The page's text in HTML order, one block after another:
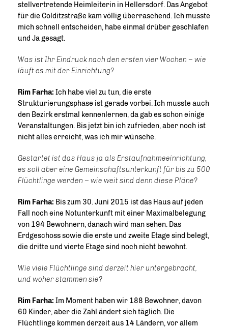
stellvertretende Heimleiterin in Hellersdorf. Das Angebot
für die Colditzstraße kam völlig überraschend. Ich musste
mich schnell entscheiden, habe einmal drüber geschlafen
und Ja gesagt.
Was ist Ihr Eindruck nach den ersten vier Wochen – wie
läuft es mit der Einrichtung?
Rim Farha: Ich habe viel zu tun, die erste
Strukturierungsphase ist gerade vorbei. Ich musste auch
den Bezirk erstmal kennenlernen, da gab es schon einige
Veranstaltungen. Bis jetzt bin ich zufrieden, aber noch ist
nicht alles erreicht, was ich mir wünsche.
Gestartet ist das Haus ja als Erstaufnahmeeinrichtung,
es soll aber eine Gemeinschaftsunterkunft für bis zu 500
Flüchtlinge werden – wie weit sind denn diese Pläne?
Rim Farha: Bis zum 30. Juni 2015 ist das Haus auf jeden
Fall noch eine Notunterkunft mit einer Maximalbelegung
von 194 Bewohnern, danach wird man sehen. Das
Erdgeschoss sowie die erste und zweite Etage sind belegt,
die dritte und vierte Etage sind noch nicht bewohnt.
Wie viele Flüchtlinge sind derzeit hier untergebracht,
und woher stammen sie?
Rim Farha: Im Moment haben wir 188 Bewohner, davon
60 Kinder, aber die Zahl ändert sich täglich. Die
Flüchtlinge kommen derzeit aus 14 Ländern, vor allem